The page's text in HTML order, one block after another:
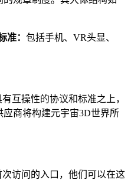
： 包括手机、VR头显、
互操性的协议和标准之上，
商将构建元宇宙3D世界所
访问的入口，他们可以在这